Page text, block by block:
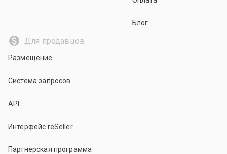
Блог
Для продавцов
Размещение
Система запросов
API
Интерфейс reSeller
Партнерская программа